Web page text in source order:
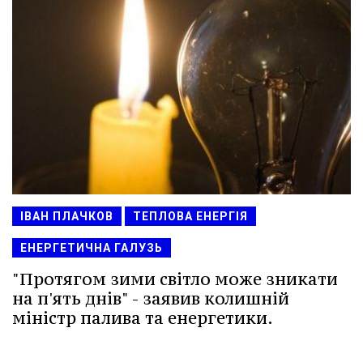
ІВАН ПЛАЧКОВ ТЕПЛОВА ЕНЕРГІЯ
ЕНЕРГЕТИЧНА ГАЛУЗЬ
"Протягом зими світло може зникати
на п'ять днів" - заявив колишній
міністр палива та енергетики.